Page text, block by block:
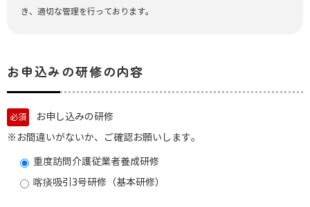
き、適切な管理を行っております。
お申込みの研修の内容
必須
お申し込みの研修
※お間違いがないか、ご確認お願いします。
重度訪問介護従業者養成研修
喀痰吸引3号研修（基本研修）